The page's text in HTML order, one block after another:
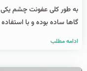
به طور کلی عفونت چشم
گاها ساده بوده و با
ادامه مطلب